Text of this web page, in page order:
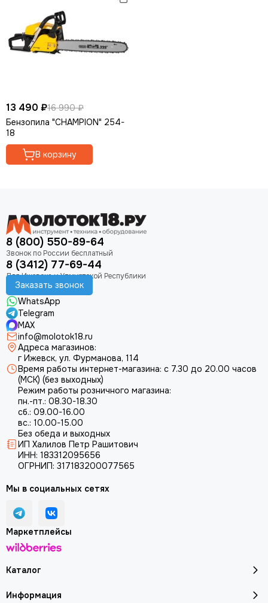
13 490 ₽16 990 ₽
Бензопила "CHAMPION" 254-
18
В корзину
8 (800) 550-89-64
8 (3412) 77-69-44
Заказать звонок
WhatsApp
Telegram
MAX
info@molotok18.ru
Адреса магазинов:
г Ижевск, ул. Фурманова, 114
Время работы интернет-магазина: с 7.30 до 20.00 часов
(МСК) (без выходных)
Режим работы розничного магазина:
пн.-пт.: 08.30-18.30
сб.: 09.00-16.00
вс.: 10.00-15.00
Без обеда и выходных
ИП Халилов Петр Рашитович
ИНН: 183312095656
ОГРНИП: 317183200077565
Каталог
Информация
Мы в социальных сетях
Маркетплейсы